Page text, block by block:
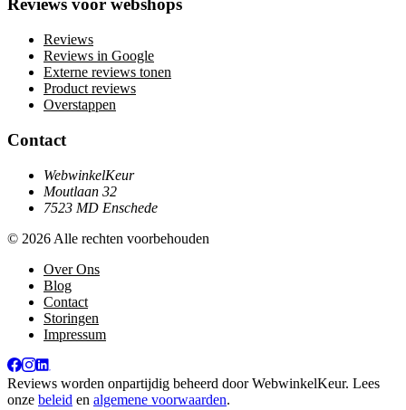
Reviews voor webshops
Reviews
Reviews in Google
Externe reviews tonen
Product reviews
Overstappen
Contact
WebwinkelKeur
Moutlaan 32
7523 MD Enschede
© 2026 Alle rechten voorbehouden
Over Ons
Blog
Contact
Storingen
Impressum
Reviews worden onpartijdig beheerd doorWebwinkelKeur. Lees
onze beleid en algemene voorwaarden.